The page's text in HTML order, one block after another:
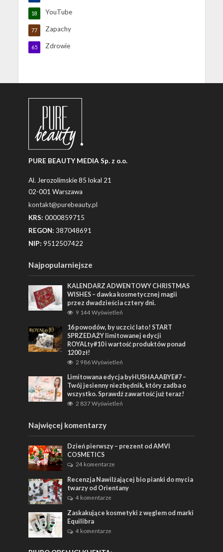
YouTube
18
Zapachy
77
Zdrowie
65
PURE BEAUTY MEDIA Sp. z o.o.
Al. Jerozolimskie 85 lokal 21
02-001 Warszawa
kontakt@purebeauty.pl
KRS: 0000859715
REGON: 387048691
NIP: 9512507422
Najpopularniejsze
KALENDARZ ADWENTOWY CHRISTMAS
WISHES – dawka kosmetycznej magii
przez dwadzieścia cztery dni.
9 144 Wyświetleń
16 powodów, by uczcić lato! START
SPRZEDAŻY limitowanej edycji
ROYALty#10 i wartość produktów ponad
1200 zł!
2 986 Wyświetleń
Limitowana edycja byHUSHAAABYE#7 –
Twój jesienny niezbędnik, który zadba o
wszystko. Sprawdź zawartość już teraz!
2 837 Wyświetleń
Najwięcej komentarzy
Dzień pierwszy – prezent od AMVI
COSMETICS
24 komentarze
Recenzja Nawilżającej bio pianki do mycia
twarzy od Orientany
4 komentarze
Zaskakujące kosmetyki z węglem od marki
Equilibra
4 komentarze